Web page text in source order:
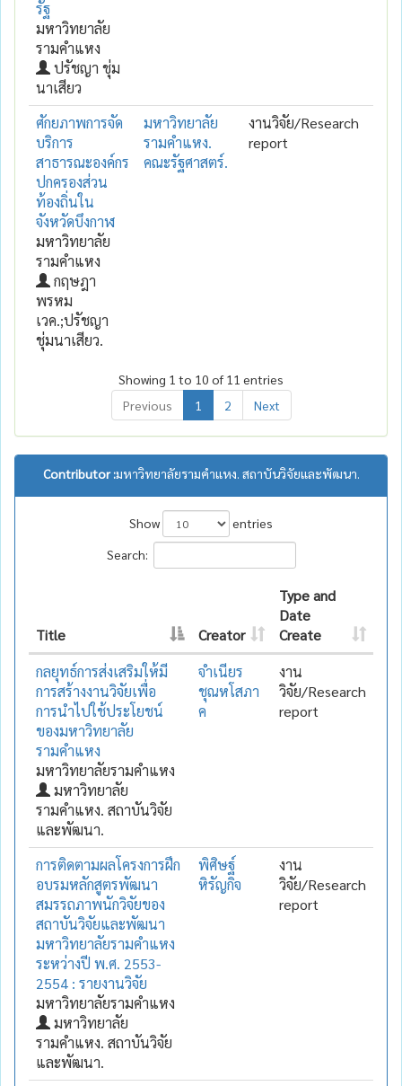
รัฐ
มหาวิทยาลัย
รามคำแหง
ปรัชญา ชุ่ม
นาเสียว
ศักยภาพการจัด
บริการ
สาธารณะองค์กร
ปกครองส่วน
ท้องถิ่นใน
จังหวัดบึงกาฬ
มหาวิทยาลัย
รามคำแหง
กฤษฎา
พรหม
เวค.;ปรัชญา
ชุ่มนาเสียว.
มหาวิทยาลัย
รามคำแหง.
คณะรัฐศาสตร์.
งานวิจัย/Research
report
Showing 1 to 10 of 11 entries
Previous
1 2 Next
Contributor :มหาวิทยาลัยรามคำแหง. สถาบันวิจัยและพัฒนา.
Show
entries
Search:
Title Creator
Type and
Date
Create
กลยุทธ์การส่งเสริมให้มี
การสร้างงานวิจัยเพื่อ
การนำไปใช้ประโยชน์
ของมหาวิทยาลัย
รามคำแหง
มหาวิทยาลัยรามคำแหง
มหาวิทยาลัย
รามคำแหง. สถาบันวิจัย
และพัฒนา.
จำเนียร
ชุณหโสภา
ค
งาน
วิจัย/Research
report
การติดตามผลโครงการฝึก
อบรมหลักสูตรพัฒนา
สมรรถภาพนักวิจัยของ
สถาบันวิจัยและพัฒนา
มหาวิทยาลัยรามคำแหง
ระหว่างปี พ.ศ. 2553-
2554 : รายงานวิจัย
มหาวิทยาลัยรามคำแหง
มหาวิทยาลัย
รามคำแหง. สถาบันวิจัย
และพัฒนา.
พิศิษฐ์
หิรัญกิจ
งาน
วิจัย/Research
report